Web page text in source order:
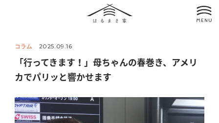
コラム 2025.09.16
「行ってきます！」母ちゃんの春巻き、アメリ
カでパリッと響かせます